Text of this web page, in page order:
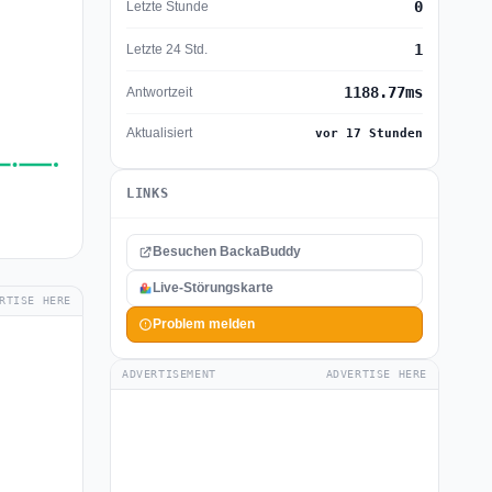
HERE
Letzte Stunde 0
Letzte 24 Std. 1
Antwortzeit 1188.77ms
Aktualisiert vor 17 Stunden
LINKS
Besuchen BackaBuddy
Live-Störungskarte
Problem melden
ADVERTISEMENT ADVERTISE HERE